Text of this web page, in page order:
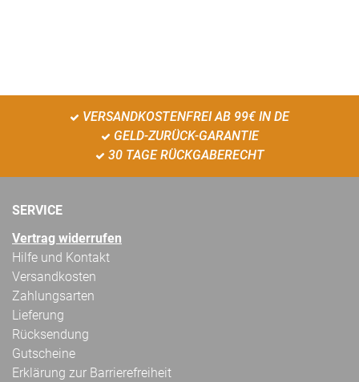
VERSANDKOSTENFREI AB 99€ IN DE
GELD-ZURÜCK-GARANTIE
30 TAGE RÜCKGABERECHT
SERVICE
Vertrag widerrufen
Hilfe und Kontakt
Versandkosten
Zahlungsarten
Lieferung
Rücksendung
Gutscheine
Erklärung zur Barrierefreiheit